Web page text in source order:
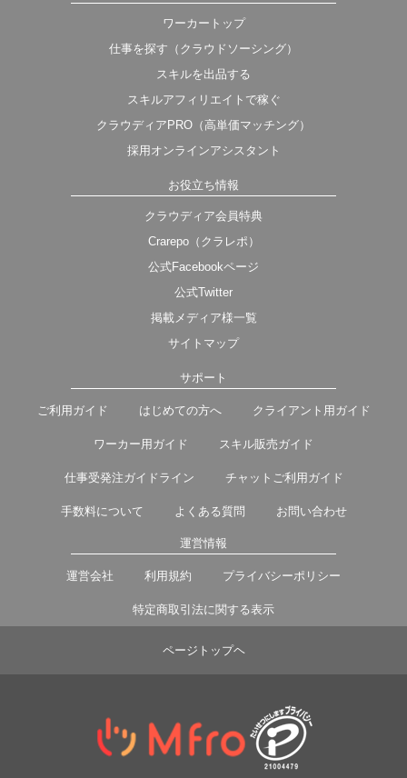
ワーカートップ
仕事を探す（クラウドソーシング）
スキルを出品する
スキルアフィリエイトで稼ぐ
クラウディアPRO（高単価マッチング）
採用オンラインアシスタント
お役立ち情報
クラウディア会員特典
Crarepo（クラレポ）
公式Facebookページ
公式Twitter
掲載メディア様一覧
サイトマップ
サポート
ご利用ガイド はじめての方へ クライアント用ガイド
ワーカー用ガイド スキル販売ガイド
仕事受発注ガイドライン チャットご利用ガイド
手数料について よくある質問 お問い合わせ
運営情報
運営会社 利用規約 プライバシーポリシー
特定商取引法に関する表示
ページトップヘ